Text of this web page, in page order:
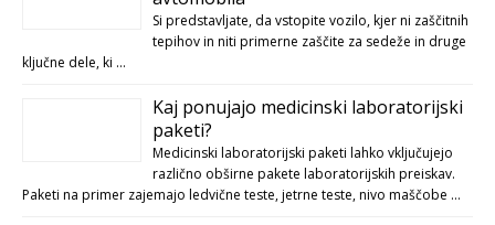
Si predstavljate, da vstopite vozilo, kjer ni zaščitnih
tepihov in niti primerne zaščite za sedeže in druge
ključne dele, ki …
Kaj ponujajo medicinski laboratorijski
paketi?
Medicinski laboratorijski paketi lahko vključujejo
različno obširne pakete laboratorijskih preiskav.
Paketi na primer zajemajo ledvične teste, jetrne teste, nivo maščobe …